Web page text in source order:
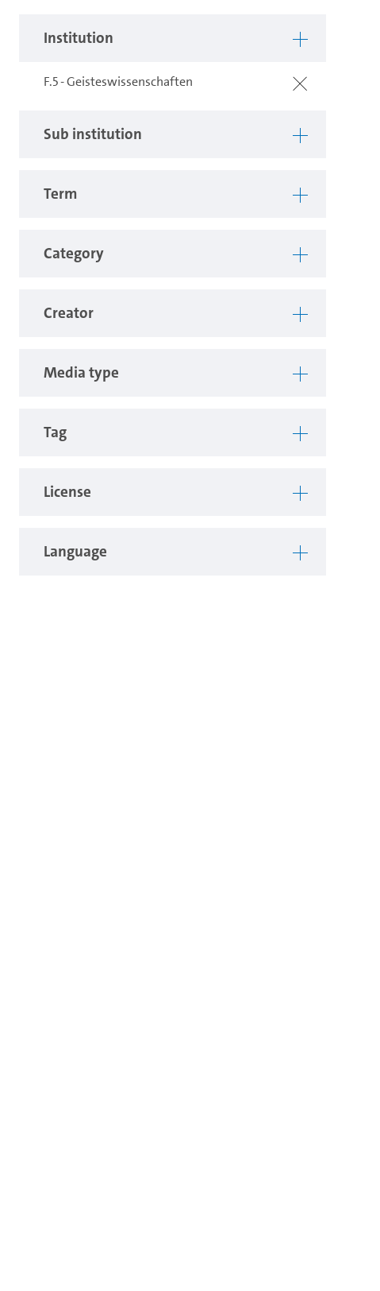
Institution
F.5 - Geisteswissenschaften
Sub institution
Term
Category
Creator
Media type
Tag
License
Language